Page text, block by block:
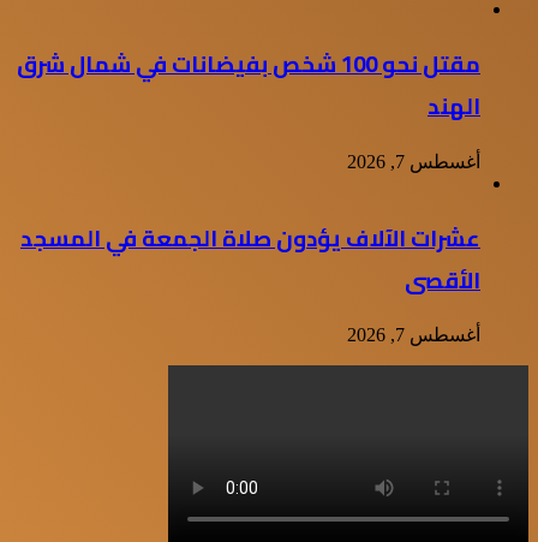
مقتل نحو 100 شخص بفيضانات في شمال شرق
الهند
أغسطس 7, 2026
عشرات الآلاف يؤدون صلاة الجمعة في المسجد
الأقصى
أغسطس 7, 2026